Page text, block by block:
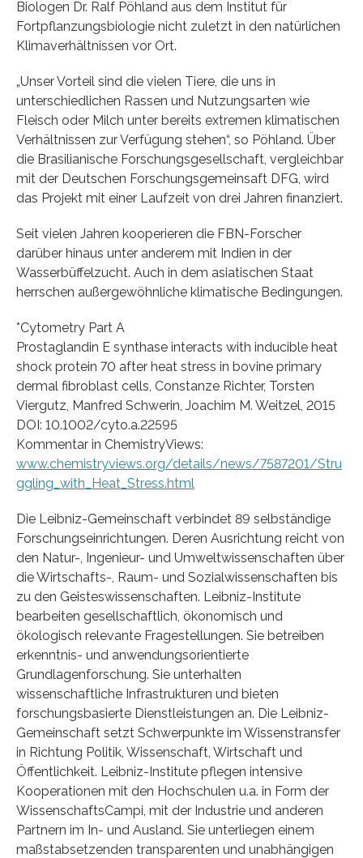
Biologen Dr. Ralf Pöhland aus dem Institut für
Fortpflanzungsbiologie nicht zuletzt in den natürlichen
Klimaverhältnissen vor Ort.
„Unser Vorteil sind die vielen Tiere, die uns in
unterschiedlichen Rassen und Nutzungsarten wie
Fleisch oder Milch unter bereits extremen klimatischen
Verhältnissen zur Verfügung stehen“, so Pöhland. Über
die Brasilianische Forschungsgesellschaft, vergleichbar
mit der Deutschen Forschungsgemeinsaft DFG, wird
das Projekt mit einer Laufzeit von drei Jahren finanziert.
Seit vielen Jahren kooperieren die FBN-Forscher
darüber hinaus unter anderem mit Indien in der
Wasserbüffelzucht. Auch in dem asiatischen Staat
herrschen außergewöhnliche klimatische Bedingungen.
*Cytometry Part A
Prostaglandin E synthase interacts with inducible heat
shock protein 70 after heat stress in bovine primary
dermal fibroblast cells, Constanze Richter, Torsten
Viergutz, Manfred Schwerin, Joachim M. Weitzel, 2015
DOI: 10.1002/cyto.a.22595
Kommentar in ChemistryViews:
www.chemistryviews.org/details/news/7587201/Stru
ggling_with_Heat_Stress.html
Die Leibniz-Gemeinschaft verbindet 89 selbständige
Forschungseinrichtungen. Deren Ausrichtung reicht von
den Natur-, Ingenieur- und Umweltwissenschaften über
die Wirtschafts-, Raum- und Sozialwissenschaften bis
zu den Geisteswissenschaften. Leibniz-Institute
bearbeiten gesellschaftlich, ökonomisch und
ökologisch relevante Fragestellungen. Sie betreiben
erkenntnis- und anwendungsorientierte
Grundlagenforschung. Sie unterhalten
wissenschaftliche Infrastrukturen und bieten
forschungsbasierte Dienstleistungen an. Die Leibniz-
Gemeinschaft setzt Schwerpunkte im Wissenstransfer
in Richtung Politik, Wissenschaft, Wirtschaft und
Öffentlichkeit. Leibniz-Institute pflegen intensive
Kooperationen mit den Hochschulen u.a. in Form der
WissenschaftsCampi, mit der Industrie und anderen
Partnern im In- und Ausland. Sie unterliegen einem
maßstabsetzenden transparenten und unabhängigen